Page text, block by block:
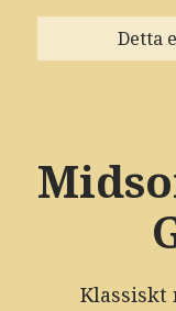
Detta
Klassiskt